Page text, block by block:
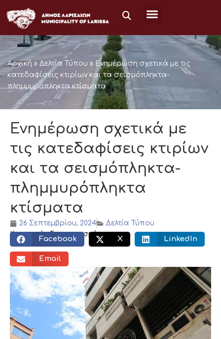
στο
περιεχόμενο
Αρχική » Δελτία Τύπου » Ενημέρωση σχετικά με τις
κατεδαφίσεις κτιρίων και τα σεισμόπληκτα-
πλημμυρόπληκτα κτίσματα
Ενημέρωση σχετικά με
τις κατεδαφίσεις κτιρίων
και τα σεισμόπληκτα-
πλημμυρόπληκτα
κτίσματα
26 Σεπτεμβρίου, 2024
Δελτία Τύπου
Κοινωνικός διαμοιρασμός:
Facebook X LinkedIn
Email